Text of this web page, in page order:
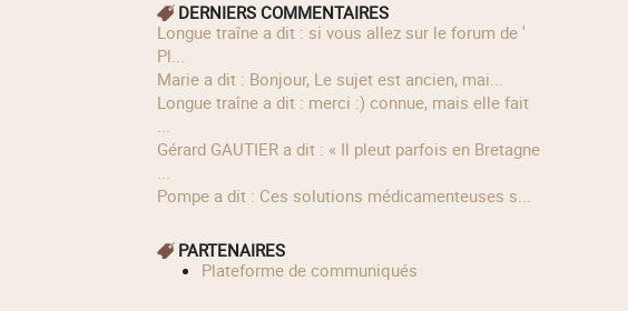
DERNIERS COMMENTAIRES
longue traîne a dit : si vous allez sur le forum de '
Pl...
Marie a dit : Bonjour, Le sujet est ancien, mai...
longue traîne a dit : merci :) connue, mais elle fait
...
Gérard GAUTIER a dit : « Il pleut parfois en Bretagne
...
Pompe a dit : Ces solutions médicamenteuses s...
PARTENAIRES
Plateforme de communiqués